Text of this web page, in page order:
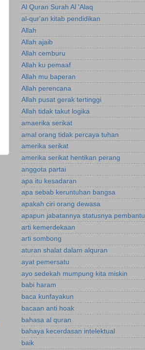
Al Quran Surah Al 'Alaq
al-qur'an kitab pendidikan
Allah
Allah ajaib
Allah cemburu
Allah ku pemaaf
Allah mu baperan
Allah perencana
Allah pusat gerak tertinggi
Allah tidak takut logika
amaerika serikat
amal orang tidak percaya tuhan
amerika serikat
amerika serikat hentikan perang
anggota partai
apa itu kesadaran
apa sebab keruntuhan bangsa
apakah ciri orang dewasa
apapun jabatannya statusnya pembantu
arti kemerdekaan
arti sombong
aturan shalat dalam alquran
ayat pemersatu
ayo sedekah mumpung kita miskin
babi haram
baca kunfayakun
bacaan anti hoak
bahasa al quran
bahaya kecerdasan intelektual
baik